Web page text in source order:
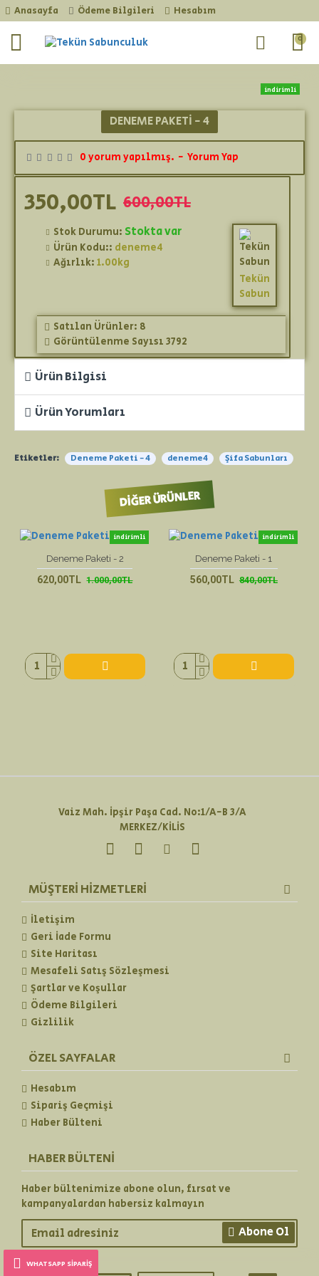
Anasayfa Ödeme Bilgileri Hesabım
0
WHATSAPP SIPARIŞ
indirimli
DENEME PAKETI - 4
0 yorum yapılmış. - Yorum Yap
350,00TL 600,00TL
Stok Durumu: Stokta var
Ürün Kodu:: deneme4
Ağırlık: 1.00kg
Tekün
Sabun
Satılan Ürünler: 8
Görüntülenme Sayısı 3792
Ürün Bilgisi
Ürün Yorumları
Etiketler: Deneme Paketi - 4 deneme4 Şifa Sabunları
DIĞER ÜRÜNLER
indirimli
yeni ürün
Deneme Paketi - 2
620,00TL 1.000,00TL
indirimli
yeni ürün
Deneme Paketi - 1
560,00TL 840,00TL
Vaiz Mah. İpşir Paşa Cad. No:1/A-B 3/A
MERKEZ/KİLİS
MÜŞTERI HIZMETLERI
İletişim
Geri İade Formu
Site Haritası
Mesafeli Satış Sözleşmesi
Şartlar ve Koşullar
Ödeme Bilgileri
Gizlilik
ÖZEL SAYFALAR
Hesabım
Sipariş Geçmişi
Haber Bülteni
HABER BÜLTENI
Haber bültenimize abone olun, fırsat ve
kampanyalardan habersiz kalmayın
Abone Ol